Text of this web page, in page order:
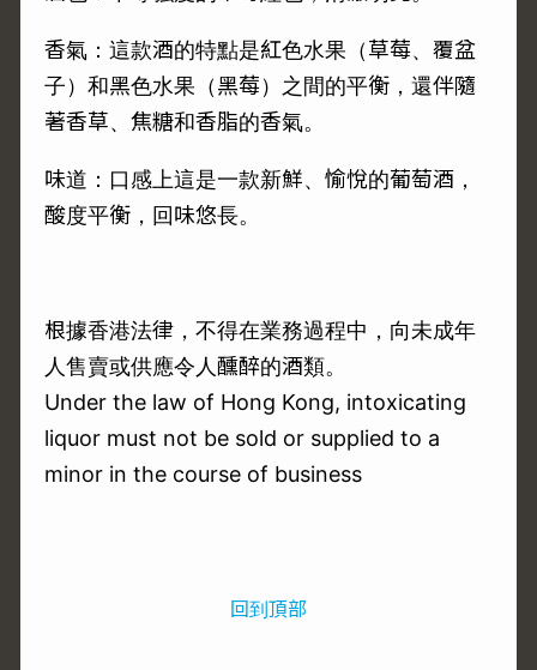
香氣：這款酒的特點是紅色水果（草莓、覆盆
子）和黑色水果（黑莓）之間的平衡，還伴隨
著香草、焦糖和香脂的香氣。
味道：口感上這是一款新鮮、愉悅的葡萄酒，
酸度平衡，回味悠長。
根據香港法律，不得在業務過程中，向未成年
人售賣或供應令人醺醉的酒類。
Under the law of Hong Kong, intoxicating
liquor must not be sold or supplied to a
minor in the course of business
回到頂部